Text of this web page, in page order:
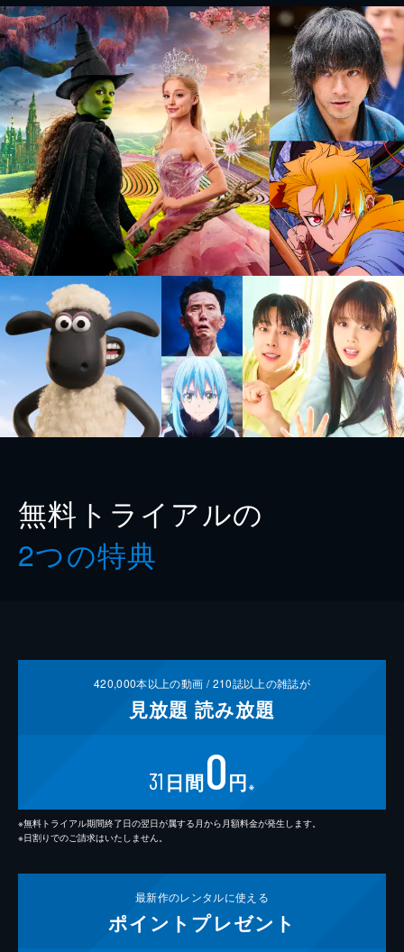
無料トライアルの
2つの特典
420,000本以上の動画 /210誌以上の雑誌が
見放題 読み放題
31 日間0円 ※
※無料トライアル期間終了日の翌日が属する月から月額料金が発生します。
※日割りでのご請求はいたしません。
最新作のレンタルに使える
ポイント プレゼント